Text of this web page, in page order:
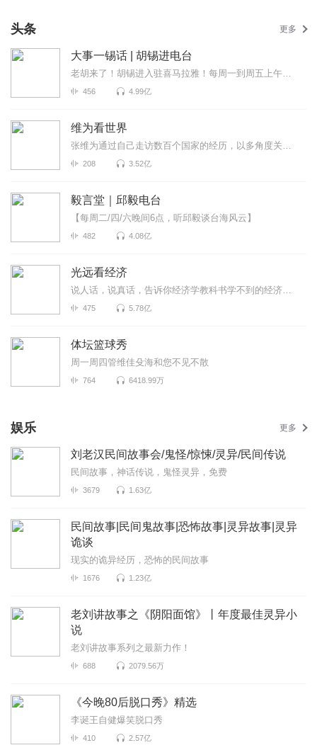
头条 更多
大事一锡话 | 胡锡进电台
老胡来了！胡锡进入驻喜马拉雅！每周一到周五上午喜马拉雅独家呈现，胡锡进为全网听众拨开重重迷雾，听...
456 4.99亿
维为看世界
张维为通过自己走访数百个国家的经历，以多角度关注世界政局变化，跟进社会热门话题，见微知著的分析国...
208 3.52亿
毅言堂｜邱毅电台
【每周二/四/六晚间6点，听邱毅谈台海风云】
482 4.08亿
光远看经济
说人话，说真话，告诉你经济学教科书学不到的经济真相
475 5.78亿
体坛篮球秀
周一周四管维佳殳海和您不见不散
764 6418.99万
娱乐 更多
刘老汉民间故事会/鬼怪/惊悚/灵异/民间传说
民间故事，神话传说，鬼怪灵异，免费
3679 1.63亿
民间故事|民间鬼故事|恐怖故事|灵异故事|灵异
诡谈
现实的诡异经历，恐怖的民间故事
1676 1.23亿
老刘讲故事之《阴阳面馆》丨年度最佳灵异小
说
老刘讲故事系列之最新力作！
688 2079.56万
《今晚80后脱口秀》精选
李诞王自健爆笑脱口秀
410 2.57亿